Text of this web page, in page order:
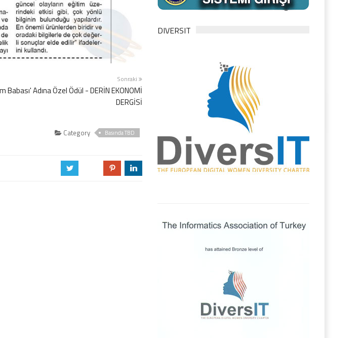
Sonraki
Babası' Adına Özel Ödül - DERİN EKONOMİ
DERGİSİ
Category Basında TBD
a d j
DIVERSIT